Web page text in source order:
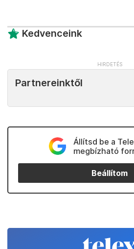
Kedvenceink
Partnereinktől
Állítsd be a
megbízható
Beállítom